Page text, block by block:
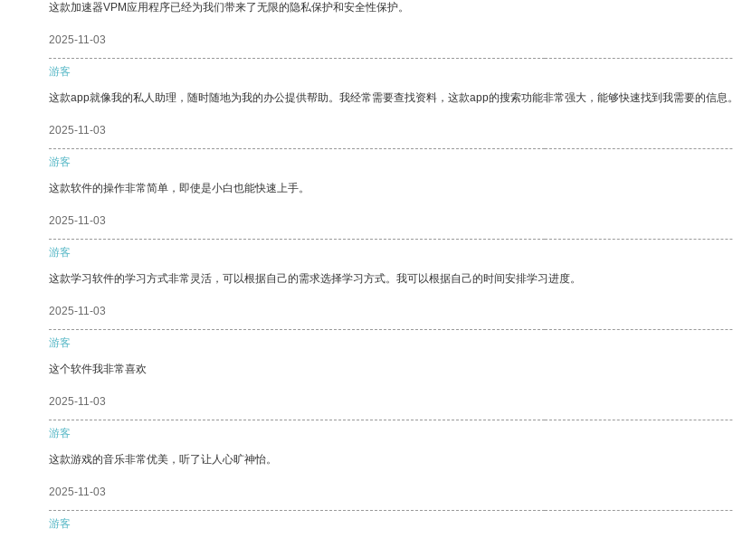
这款加速器VPM应用程序已经为我们带来了无限的隐私保护和安全性保护。
2025-11-03
游客
这款app就像我的私人助理，随时随地为我的办公提供帮助。我经常需要查找资料，这款app的搜索功能非常强大，能够快速找到我需要的信息。
2025-11-03
游客
这款软件的操作非常简单，即使是小白也能快速上手。
2025-11-03
游客
这款学习软件的学习方式非常灵活，可以根据自己的需求选择学习方式。我可以根据自己的时间安排学习进度。
2025-11-03
游客
这个软件我非常喜欢
2025-11-03
游客
这款游戏的音乐非常优美，听了让人心旷神怡。
2025-11-03
游客